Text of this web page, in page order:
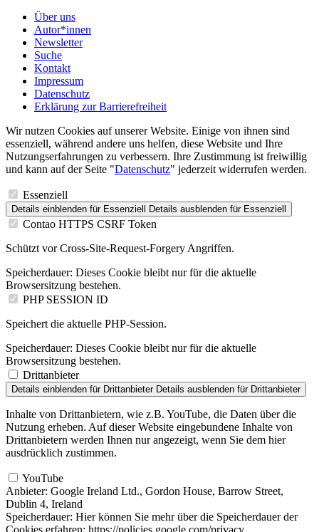
Über uns
Autor*innen
Newsletter
Suche
Kontakt
Impressum
Datenschutz
Erklärung zur Barrierefreiheit
Wir nutzen Cookies auf unserer Website. Einige von ihnen sind
essenziell, während andere uns helfen, diese Website und Ihre
Nutzungserfahrungen zu verbessern. Ihre Zustimmung ist freiwillig
und kann auf der Seite "Datenschutz" jederzeit widerrufen werden.
Essenziell
Details einblenden für Essenziell Details ausblenden für Essenziell
Contao HTTPS CSRF Token
Schützt vor Cross-Site-Request-Forgery Angriffen.
Speicherdauer: Dieses Cookie bleibt nur für die aktuelle
Browsersitzung bestehen.
PHP SESSION ID
Speichert die aktuelle PHP-Session.
Speicherdauer: Dieses Cookie bleibt nur für die aktuelle
Browsersitzung bestehen.
Drittanbieter
Details einblenden für Drittanbieter Details ausblenden für Drittanbieter
Inhalte von Drittanbietern, wie z.B. YouTube, die Daten über die
Nutzung erheben. Auf dieser Website eingebundene Inhalte von
Drittanbietern werden Ihnen nur angezeigt, wenn Sie dem hier
ausdrücklich zustimmen.
YouTube
Anbieter: Google Ireland Ltd., Gordon House, Barrow Street,
Dublin 4, Ireland
Speicherdauer: Hier können Sie mehr über die Speicherdauer der